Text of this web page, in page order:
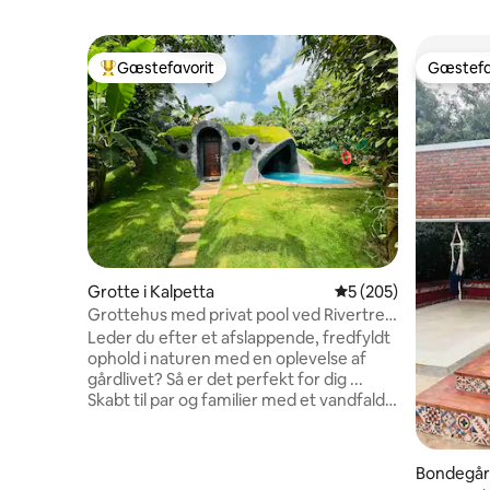
Bedste gæstefavorit
Gæstefavorit
Grotte i Kalpetta 5 ud af 5 i
5 (205)
Grottehus med privat pool ved Rivertree
FarmStay
Leder du efter et afslappende, fredfyldt
ophold i naturen med en oplevelse af
gårdlivet? Så er det perfekt for dig ...
Skabt til par og familier med et vandfald